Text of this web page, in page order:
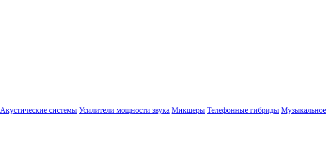
Акустические системы Усилители мощности звука Микшеры Телефонные гибриды Музыкальное